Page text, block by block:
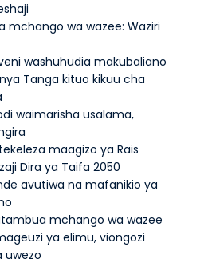
mchango wa wazee: Waziri
washuhudia makubaliano
Tanga kituo kikuu cha
waimarisha usalama,
maagizo ya Rais
Dira ya Taifa 2050
avutiwa na mafanikio ya
mchango wa wazee
ya elimu, viongozi
uwezo